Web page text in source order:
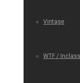
Vintage
WTF /